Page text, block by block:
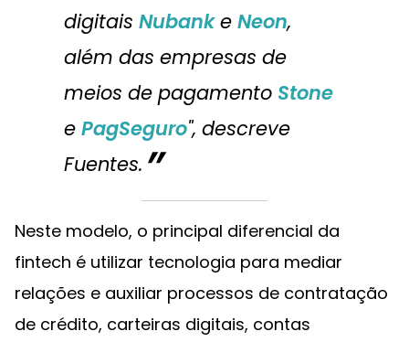
digitais Nubanke Neon,
além das empresas de
meios de pagamento Stone
e PagSeguro", descreve
Fuentes.
Neste modelo, o principal diferencial da
fintech é utilizar tecnologia para mediar
relações e auxiliar processos de contratação
de crédito, carteiras digitais, contas